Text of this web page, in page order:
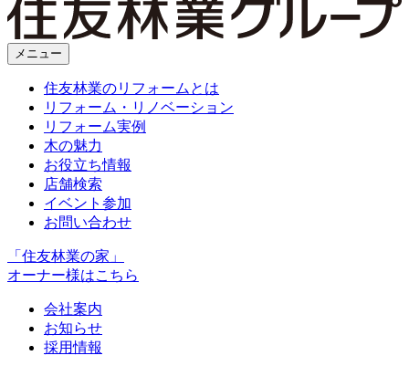
メニュー
住友林業のリフォームとは
リフォーム・リノベーション
リフォーム実例
木の魅力
お役立ち情報
店舗検索
イベント参加
お問い合わせ
「住友林業の家」
オーナー様はこちら
会社案内
お知らせ
採用情報